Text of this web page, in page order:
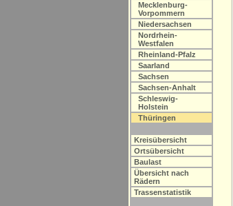
Mecklenburg-
Vorpommern
Niedersachsen
Nordrhein-
Westfalen
Rheinland-Pfalz
Saarland
Sachsen
Sachsen-Anhalt
Schleswig-
Holstein
Thüringen
Kreisübersicht
Ortsübersicht
Baulast
Übersicht nach
Rädern
Trassenstatistik